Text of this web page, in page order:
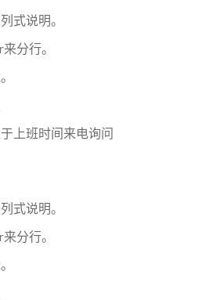
式说明。
分行。
上班时间来电询问
式说明。
分行。